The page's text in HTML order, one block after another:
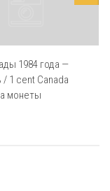
1984 года —
1 cent Canada
монеты